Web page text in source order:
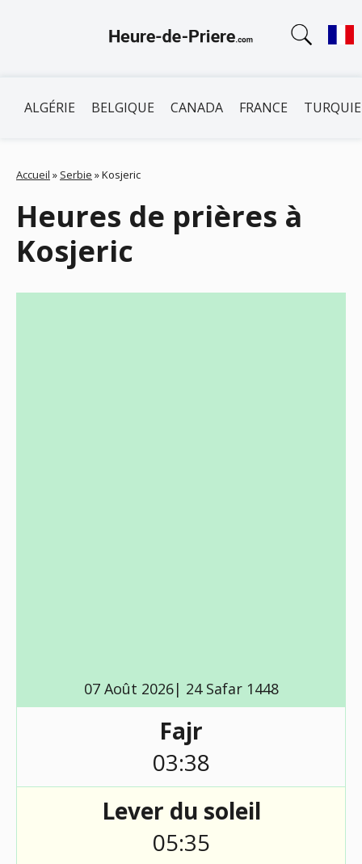
ALGÉRIE BELGIQUE CANADA FRANCE TURQUIE
Accueil » Serbie »Kosjeric
Heures de prières à
Kosjeric
07 Août 2026| 24 Safar 1448
Fajr
03:38
Lever du soleil
05:35